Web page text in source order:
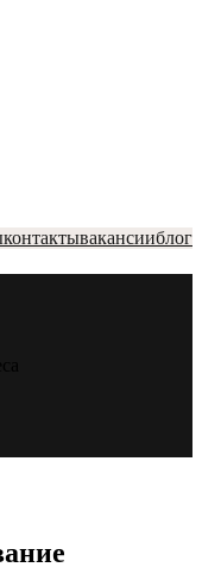
контактывакансииблог